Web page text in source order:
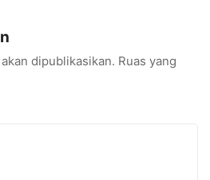
dipublikasikan. Ruas yang